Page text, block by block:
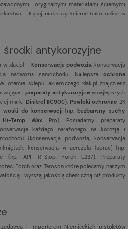
i oryginalnymi materiałami ściernymi
- Kupuj materiały ścierne tanio online w
środki antykorozyjne
w xlak.pl - Konserwacja podwozia, konserwacja
nadwozia samochodu. Najlepsza ochrona
ofercie sklepu lakierniczego xlak.pl znajdziesz
i preparaty antykorozyjne w najlepszych
marki Dinitrol RC900). Powłoki ochronne 2K
woski do konserwacji (np.bezbarwny suchy
Temp Wax Pro), Posiadamy preparaty
każdego narażonego na korozję i
(konserwacja podwozia, konserwacja
konserwacja w aerozolu (spray) (np.
(np. APP R-Stop, Forch L237). Preparaty
Forch oraz Teroson które polecamy naszym
i wyższą jakością chemiczną niż produkty
i importerem Niemieckich pistoletów